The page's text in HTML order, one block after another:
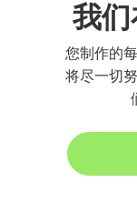
我
您制作的
将尽一切